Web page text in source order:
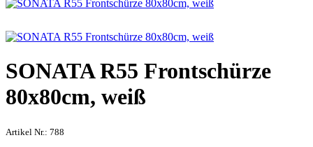
SONATA R55 Frontschürze
80x80cm, weiß
Artikel Nr.: 788